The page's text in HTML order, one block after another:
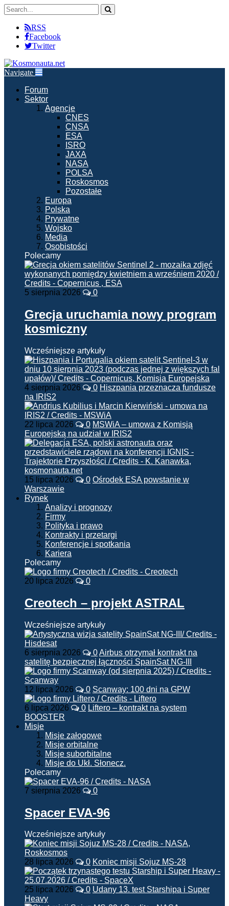
RSS
Facebook
Twitter
Navigate
Forum
Sektor
Agencje
CNES
CNSA
ESA
ISRO
JAXA
NASA
POLSA
Roskosmos
Pozostałe
Europa
Polska
Prywatne
Wojsko
Media
Osobistości
Polecamy
5 sierpnia 2026 0
Grecja uruchamia nowy program
kosmiczny
Wcześniejsze artykuły
4 sierpnia 2026 0 Hiszpania przeznacza fundusze
na IRIS2
22 lipca 2026 0 MSWiA – umowa z Komisją
Europejską na udział w IRIS2
15 lipca 2026 0 Ośrodek ESA powstanie w
Warszawie
Rynek
Analizy i prognozy
Firmy
Polityka i prawo
Kontrakty i przetargi
Konferencje i spotkania
Kariera
Polecamy
20 lipca 2026 0
Creotech – projekt ASTRAL
Wcześniejsze artykuły
6 sierpnia 2026 0Airbus otrzymał kontrakt na
satelitę bezpiecznej łączności SpainSat NG-III
12 lipca 2026 0 Scanway: 100 dni na GPW
6 lipca 2026 0 Liftero – kontrakt na system
BOOSTER
Misje
Misje załogowe
Misje orbitalne
Misje suborbitalne
Misje do Ukł. Słonecz.
Polecamy
7 sierpnia 2026 0
Spacer EVA-96
Wcześniejsze artykuły
28 lipca 2026 0 Koniec misji Sojuz MS-28
25 lipca 2026 0 Udany 13. test Starshipa i Super
Heavy